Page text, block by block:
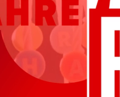
von daten zu
verwandeln wir